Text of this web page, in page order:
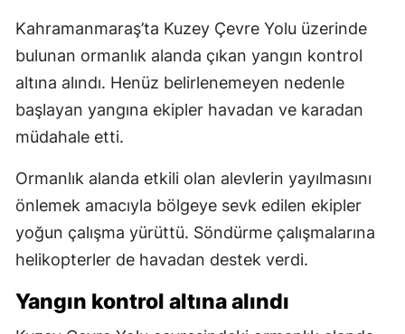
Kahramanmaraş’ta Kuzey Çevre Yolu üzerinde
bulunan ormanlık alanda çıkan yangın kontrol
altına alındı. Henüz belirlenemeyen nedenle
başlayan yangına ekipler havadan ve karadan
müdahale etti.
Ormanlık alanda etkili olan alevlerin yayılmasını
önlemek amacıyla bölgeye sevk edilen ekipler
yoğun çalışma yürüttü. Söndürme çalışmalarına
helikopterler de havadan destek verdi.
Yangın kontrol altına alındı